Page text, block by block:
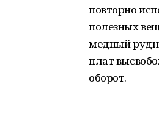
повторно
полезных
медный
плат
оборот.